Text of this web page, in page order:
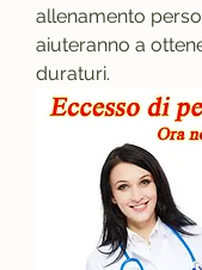
allenamento
aiuteranno a
duraturi.